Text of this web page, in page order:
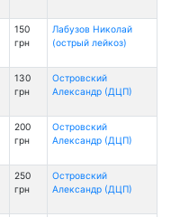
150
грн
Лабузов Николай
(острый лейкоз)
130
грн
Островский
Александр (ДЦП)
200
грн
Островский
Александр (ДЦП)
250
грн
Островский
Александр (ДЦП)